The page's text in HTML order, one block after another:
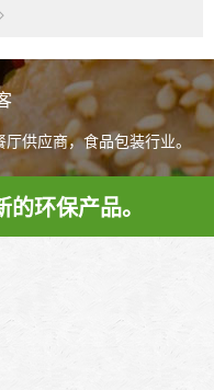
供应商，食品包装行业。
环保产品。